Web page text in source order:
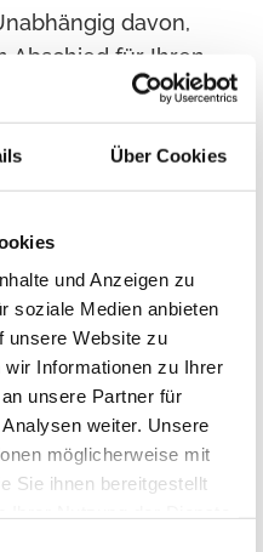
Über Cookies
und Anzeigen zu
soziale Medien anbieten
unsere Website zu
Informationen zu Ihrer
unsere Partner für
weiter. Unsere
möglicherweise mit
Sie ihnen bereitgestellt
davon,
Abschied für Ihren
um eine religiöse
handelt, setze
gerne mit
Ich
und Geschichten
im Leben